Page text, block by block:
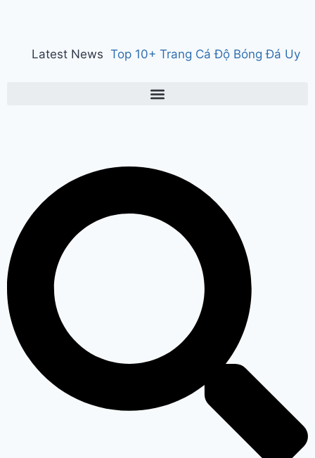
Latest News Top 10+ Trang Cá Độ Bóng Đá Uy
कार्यक्रम, CM सैनी ने कहा- ‘वंदे मातरम्’
राष्ट्र की आत्मा, पहचान और गौरव
land scam case में पूर्व CM भूपेंद्र हुड्डा
को हाईकोर्ट का झटका, अब CBI की स्पेशल
Relief to farmers :
Haryana के किसानों को ‘नायाब’ राहत, CM
सैनी ने 6 महीने के लिए बिजली बिल किया माफ
! Elderly people will get respect
and support : मोदी का यह कार्ड दिलाएगा
बुजुर्गों को सम्मान और सहारा !
PM Modi’s
Haryana visit finalized: इस दिन